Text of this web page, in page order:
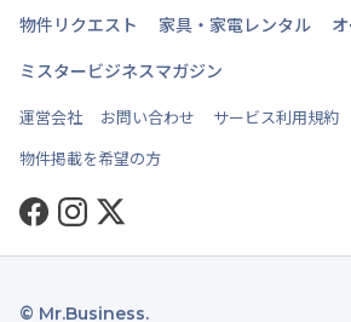
物件リクエスト
家具・家電レンタル
ミスタービジネスマガジン
運営会社 お問い合わせ サービス利用規約
物件掲載を希望の方
Facebook
Instagram
Twitter
© Mr.Business.